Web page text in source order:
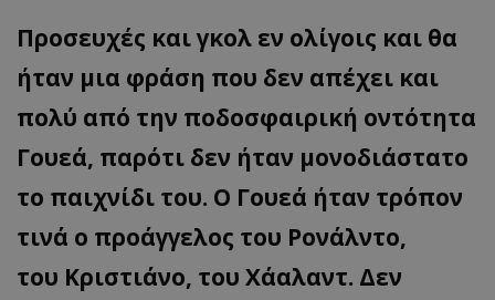
Προσευχές και γκολ εν ολίγοις και θα
ήταν μια φράση που δεν απέχει και
πολύ από την ποδοσφαιρική οντότητα
Γουεά, παρότι δεν ήταν μονοδιάστατο
το παιχνίδι του. Ο Γουεά ήταν τρόπον
τινά ο προάγγελος του Ρονάλντο,
του Κριστιάνο, του Χάαλαντ. Δεν